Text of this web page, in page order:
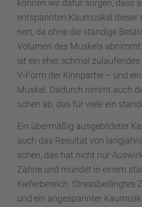
können wir dafür sorgen, dass
entspann­ten Kaumus­kel
nert, da ohne die ständige
Volumen des Muskels
ist ein eher schmal
V‑Form der Kinnpar­tie – und
Muskel. Dadurch nimmt auch
schen ab, das für viele ein
Ein übermä­ßig ausge­bil­de­ter
auch das Resul­tat von
schen, das hat nicht nur
Zähne und mündet in einem
Kiefer­be­reich. Stress­be­ding­tes
und ein angespann­ter